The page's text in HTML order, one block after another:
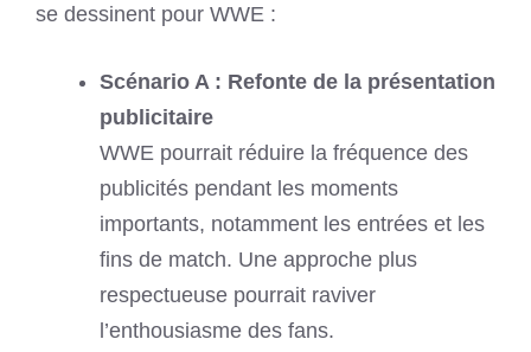
se dessinent pour WWE :
Scénario A : Refonte de la présentation
publicitaire
WWE pourrait réduire la fréquence des
publicités pendant les moments
importants, notamment les entrées et les
fins de match. Une approche plus
respectueuse pourrait raviver
l’enthousiasme des fans.